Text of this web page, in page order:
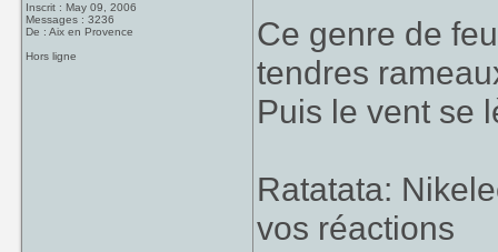
Inscrit : May 09, 2006
Messages : 3236
De : Aix en Provence
Hors ligne
Ce genre de
tendres
Puis le vent se
Ratatata:
vos réactions